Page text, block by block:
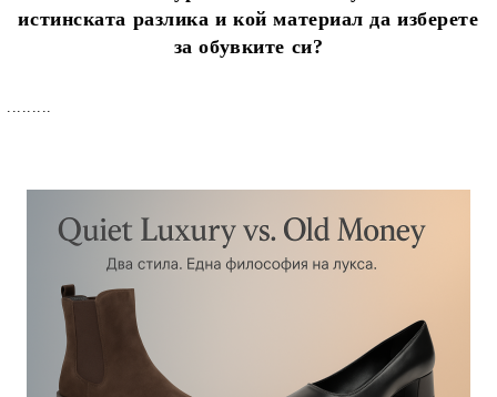
истинската разлика и кой материал да изберете
за обувките си?